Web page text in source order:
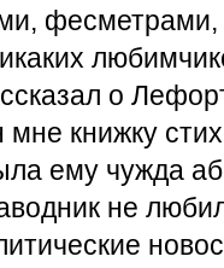
фесметрами,
о
книжку
ему чужда
не